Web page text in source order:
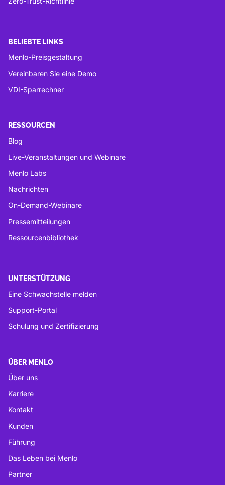
BELIEBTE LINKS
Menlo-Preisgestaltung
Vereinbaren Sie eine Demo
VDI-Sparrechner
RESSOURCEN
Blog
Live-Veranstaltungen und Webinare
Menlo Labs
Nachrichten
On-Demand-Webinare
Pressemitteilungen
Ressourcenbibliothek
UNTERSTÜTZUNG
Eine Schwachstelle melden
Support-Portal
Schulung und Zertifizierung
ÜBER MENLO
Über uns
Karriere
Kontakt
Kunden
Führung
Das Leben bei Menlo
Partner